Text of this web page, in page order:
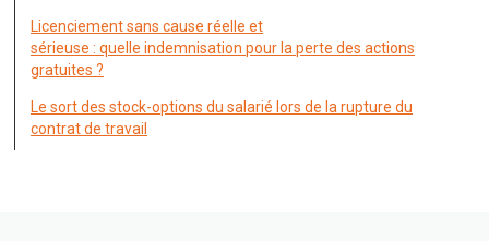
Licenciement sans cause réelle et
sérieuse : quelle indemnisation pour la perte des actions
gratuites ?
Le sort des stock-options du salarié lors de la rupture du
contrat de travail